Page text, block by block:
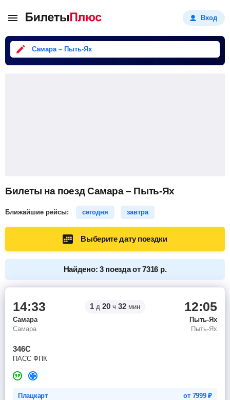
Вход
Самара – Пыть-Ях
Билеты на поезд Самара – Пыть-Ях
Ближайшие рейсы: сегодня завтра
Выберите дату поездки
Найдено: 3 поезда от 7316 р.
14:33 1 д 20 ч 32 мин 12:05
Самара
Пыть-Ях
Самара
Пыть-Ях
346С
ПАСС ФПК
Плацкарт от 7999₽